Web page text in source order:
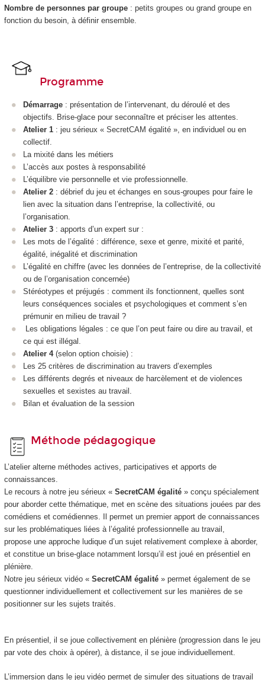
Nombre de personnes par groupe : petits groupes ou grand groupe en
fonction du besoin, à définir ensemble.
Programme
Démarrage : présentation de l’intervenant, du déroulé et des
objectifs. Brise-glace pour seconnaître et préciser les attentes.
Atelier 1 : jeu sérieux « SecretCAM égalité », en individuel ou en
collectif.
La mixité dans les métiers
L’accès aux postes à responsabilité
L’équilibre vie personnelle et vie professionnelle.
Atelier 2 : débrief du jeu et échanges en sous-groupes pour faire le
lien avec la situation dans l’entreprise, la collectivité, ou
l’organisation.
Atelier 3 : apports d’un expert sur :
Les mots de l’égalité : différence, sexe et genre, mixité et parité,
égalité, inégalité et discrimination
L’égalité en chiffre (avec les données de l’entreprise, de la collectivité
ou de l’organisation concernée)
Stéréotypes et préjugés : comment ils fonctionnent, quelles sont
leurs conséquences sociales et psychologiques et comment s’en
prémunir en milieu de travail ?
Les obligations légales : ce que l’on peut faire ou dire au travail, et
ce qui est illégal.
Atelier 4(selon option choisie) :
Les 25 critères de discrimination au travers d’exemples
Les différents degrés et niveaux de harcèlement et de violences
sexuelles et sexistes au travail.
Bilan et évaluation de la session
Méthode pédagogique
L’atelier alterne méthodes actives, participatives et apports de
connaissances.
Le recours à notre jeu sérieux « SecretCAM égalité» conçu spécialement
pour aborder cette thématique, met en scène des situations jouées par des
comédiens et comédiennes. Il permet un premier apport de connaissances
sur les problématiques liées à l’égalité professionnelle au travail,
propose une approche ludique d’un sujet relativement complexe à aborder,
et constitue un brise-glace notamment lorsqu’il est joué en présentiel en
plénière.
Notre jeu sérieux vidéo « SecretCAM égalité» permet également de se
questionner individuellement et collectivement sur les manières de se
positionner sur les sujets traités.
En présentiel, il se joue collectivement en plénière (progression dans le jeu
par vote des choix à opérer), à distance, il se joue individuellement.
L’immersion dans le jeu vidéo permet de simuler des situations de travail